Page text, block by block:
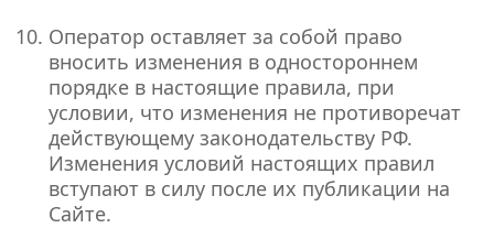
Оператор оставляет за собой право
вносить изменения в одностороннем
порядке в настоящие правила, при
условии, что изменения не противоречат
действующему законодательству РФ.
Изменения условий настоящих правил
вступают в силу после их публикации на
Сайте.